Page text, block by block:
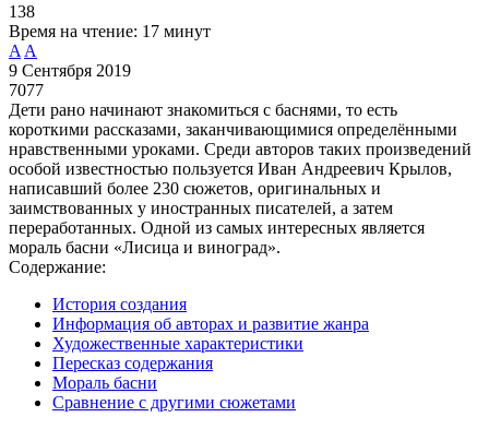
138
Время на чтение: 17 минут
A A
9 Сентября 2019
7077
Дети рано начинают знакомиться с баснями, то есть
короткими рассказами, заканчивающимися определёнными
нравственными уроками. Среди авторов таких произведений
особой известностью пользуется Иван Андреевич Крылов,
написавший более 230 сюжетов, оригинальных и
заимствованных у иностранных писателей, а затем
переработанных. Одной из самых интересных является
мораль басни «Лисица и виноград».
Содержание:
История создания
Информация об авторах и развитие жанра
Художественные характеристики
Пересказ содержания
Мораль басни
Сравнение с другими сюжетами